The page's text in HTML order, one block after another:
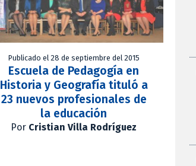
Publicado el 28 de septiembre del 2015
Escuela de Pedagogía en
Historia y Geografía tituló a
23 nuevos profesionales de
la educación
Por Cristian Villa Rodríguez